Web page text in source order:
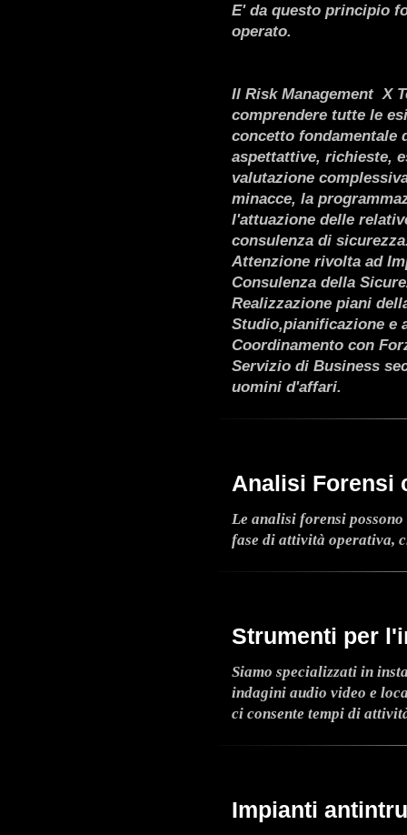
E' da questo principio
operato.
Il Risk Management X
comprendere tutte le
concetto fondamentale
aspettattive, richieste,
valutazione
minacce, la
l'attuazione delle
consulenza di
Attenzione rivolta ad
Consulenza della
Realizzazione piani
Studio,pianificazione e
Coordinamento con
Servizio di Business
uomini d'affari.
Analisi Forensi
Le analisi forensi
fase di attività operativa,
Strumenti per
Siamo specializzati in
indagini audio video e
ci consente tempi di
Impianti